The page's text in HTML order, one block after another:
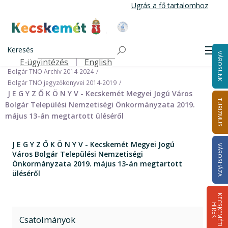
tartalomra
Ugrás a fő tartalomhoz
Kecskemét Város Honlapja
Keresés
Felső navigáció
E-ügyintézés English VÁROSUNK
TURIZMUS
VÁROSHÁZA
K
E
C
S
K
E
M
É
T
I
HÍ
R
E
K
Önkormányzat
Nemzetiségi Önkormányzatok
Bolgár Települési Nemzetiségi Önkormányzat
Bolgár TNÖ Archív 2014-2024
Bolgár TNÖ jegyzőkönyvei 2014-2019
J E G Y Z Ő K Ö N Y V - Kecskemét Megyei Jogú Város
Bolgár Települési Nemzetiségi Önkormányzata 2019.
május 13-án megtartott üléséről
J E G Y Z Ő K Ö N Y V - Kecskemét Megyei Jogú
Város Bolgár Települési Nemzetiségi
Önkormányzata 2019. május 13-án megtartott
üléséről
Csatolmányok